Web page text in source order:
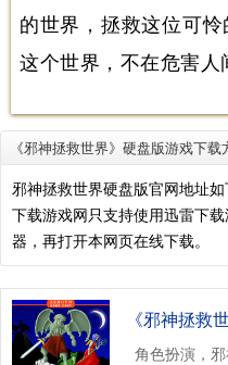
的世界，拯救这位可
这个世界，不在危害人
《邪神拯救世界》硬盘版游戏下载
邪神拯救世界硬盘版官网地址
下载游戏网只支持使用迅雷下
器，再打开本网页在线下载。
《邪神拯救
角色扮演，